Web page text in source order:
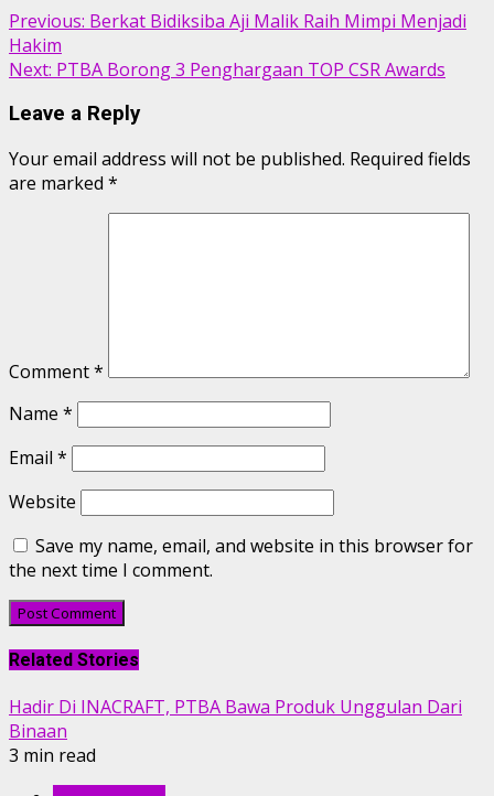
Previous: Berkat Bidiksiba Aji Malik Raih Mimpi Menjadi
Hakim
Next: PTBA Borong 3 Penghargaan TOP CSR Awards
Leave a Reply
Your email address will not be published. Required fields
are marked *
Comment*
Name *
Email *
Website
Save my name, email, and website in this browser for
the next time I comment.
Related Stories
Hadir Di INACRAFT, PTBA Bawa Produk Unggulan Dari
Binaan
3 min read